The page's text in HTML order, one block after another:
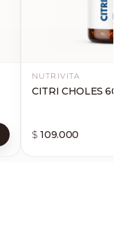
NUTRIVITA
CITRI CHOLES 60
$ 109.000